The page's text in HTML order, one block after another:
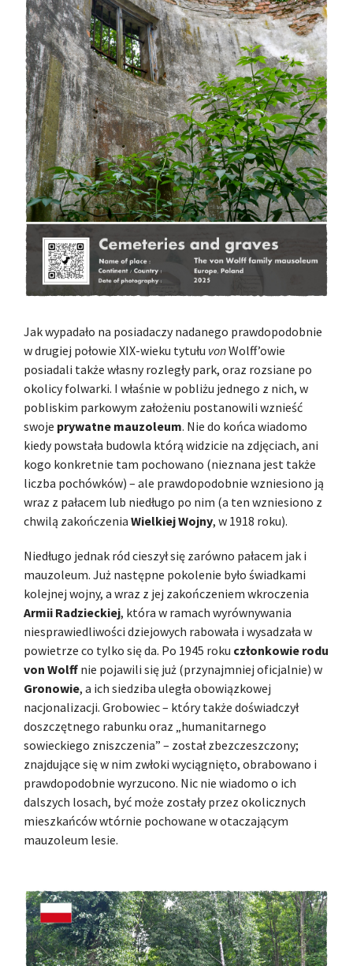
Jak wypadało na posiadaczy nadanego prawdopodobnie
w drugiej połowie XIX-wieku tytułu vonWolff’owie
posiadali także własny rozległy park, oraz rozsiane po
okolicy folwarki. I właśnie w pobliżu jednego z nich, w
pobliskim parkowym założeniu postanowili wznieść
swoje prywatne mauzoleum. Nie do końca wiadomo
kiedy powstała budowla którą widzicie na zdjęciach, ani
kogo konkretnie tam pochowano (nieznana jest także
liczba pochówków) – ale prawdopodobnie wzniesiono ją
wraz z pałacem lub niedługo po nim (a ten wzniesiono z
chwilą zakończenia Wielkiej Wojny, w 1918 roku).
Niedługo jednak ród cieszył się zarówno pałacem jak i
mauzoleum. Już następne pokolenie było świadkami
kolejnej wojny, a wraz z jej zakończeniem wkroczenia
Armii Radzieckiej, która w ramach wyrównywania
niesprawiedliwości dziejowych rabowała i wysadzała w
powietrze co tylko się da. Po 1945 roku członkowie rodu
von Wolff nie pojawili się już (przynajmniej oficjalnie) w
Gronowie, a ich siedziba uległa obowiązkowej
nacjonalizacji. Grobowiec – który także doświadczył
doszczętnego rabunku oraz „humanitarnego
sowieckiego zniszczenia” – został zbezczeszczony;
znajdujące się w nim zwłoki wyciągnięto, obrabowano i
prawdopodobnie wyrzucono. Nic nie wiadomo o ich
dalszych losach, być może zostały przez okolicznych
mieszkańców wtórnie pochowane w otaczającym
mauzoleum lesie.